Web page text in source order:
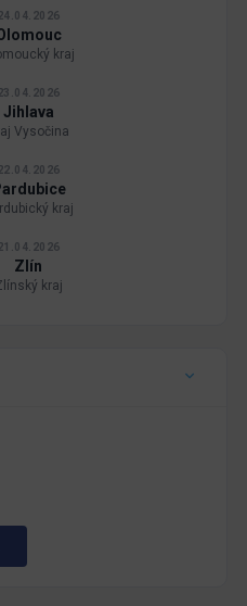
24.04.2026
kraj
23.04.2026
Jihlava
Vysočina
22.04.2026
kraj
21.04.2026
Zlín
kraj